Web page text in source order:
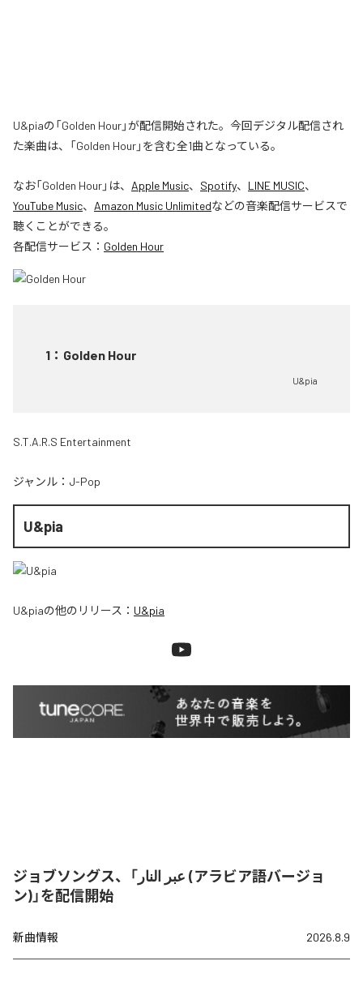
U&piaの「Golden Hour」が配信開始された。今回デジタル配信され
た楽曲は、「Golden Hour」を含む全1曲となっている。
なお「Golden Hour」は、 Apple Music、 Spotify、 LINE MUSIC、
YouTube Music、 Amazon Music Unlimitedなどの音楽配信サービスで
聴くことができる。
各配信サービス： Golden Hour
1 ： Golden Hour
U&pia
S.T.A.R.S Entertainment
ジャンル： J-Pop
U&pia
U&piaの他のリリース： U&pia
ジョブソングス、「عبر النار (アラビア語バージョ
ン)」を配信開始
新曲情報 2026.8.9